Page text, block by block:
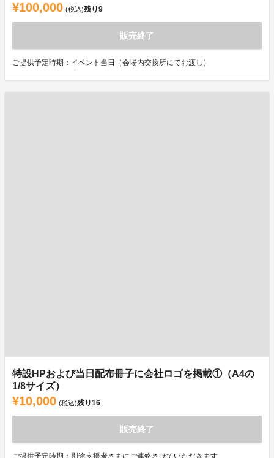
¥100,000 (税込)残り9
販売終了
ご提供予定時期：イベント当日（会場内交換所にてお渡し）
特設HPおよび当日配布冊子に会社ロゴを掲載①（A4の
1/8サイズ）
¥10,000 (税込)残り16
販売終了
ご提供予定時期：別途支援者さまにご連絡させていただきます